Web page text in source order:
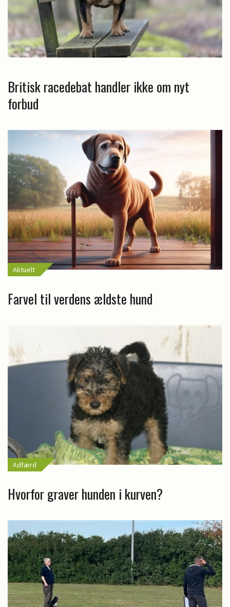
Britisk racedebat handler ikke om nyt
forbud
Aktuelt
Farvel til verdens ældste hund
Adfærd
Hvorfor graver hunden i kurven?